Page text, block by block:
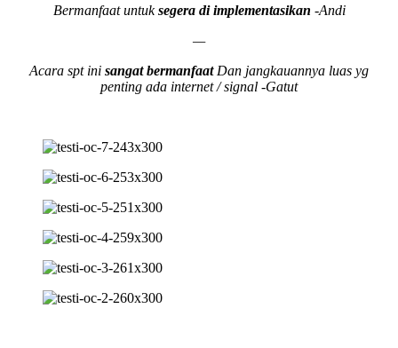
Bermanfaat untuksegera di implementasikan -Andi
—
Acara spt ini sangat bermanfaatDan jangkauannya luas yg
penting ada internet / signal -Gatut